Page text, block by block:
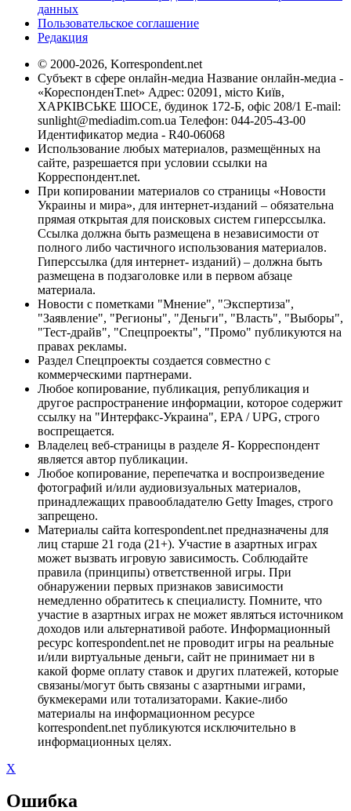
данных
Пользовательское соглашение
Редакция
© 2000-2026, Korrespondent.net
Субъект в сфере онлайн-медиа Название онлайн-медиа -
«КореспонденТ.net» Адрес: 02091, місто Київ,
ХАРКІВСЬКЕ ШОСЕ, будинок 172-Б, офіс 208/1 E-mail:
sunlight@mediadim.com.ua Телефон: 044-205-43-00
Идентификатор медиа - R40-06068
Использование любых материалов, размещённых на
сайте, разрешается при условии ссылки на
Корреспондент.net.
При копировании материалов со страницы «Новости
Украины и мира», для интернет-изданий – обязательна
прямая открытая для поисковых систем гиперссылка.
Ссылка должна быть размещена в независимости от
полного либо частичного использования материалов.
Гиперссылка (для интернет- изданий) – должна быть
размещена в подзаголовке или в первом абзаце
материала.
Новости с пометками "Мнение", "Экспертиза",
"Заявление", "Регионы", "Деньги", "Власть", "Выборы",
"Тест-драйв", "Спецпроекты", "Промо" публикуются на
правах рекламы.
Раздел Спецпроекты создается совместно с
коммерческими партнерами.
Любое копирование, публикация, републикация и
другое распространение информации, которое содержит
ссылку на "Интерфакс-Украина", EPA / UPG, строго
воспрещается.
Владелец веб-страницы в разделе Я- Корреспондент
является автор публикации.
Любое копирование, перепечатка и воспроизведение
фотографий и/или аудиовизуальных материалов,
принадлежащих правообладателю Getty Images, строго
запрещено.
Материалы сайта korrespondent.net предназначены для
лиц старше 21 года (21+). Участие в азартных играх
может вызвать игровую зависимость. Соблюдайте
правила (принципы) ответственной игры. При
обнаружении первых признаков зависимости
немедленно обратитесь к специалисту. Помните, что
участие в азартных играх не может являться источником
доходов или альтернативой работе. Информационный
ресурс korrespondent.net не проводит игры на реальные
и/или виртуальные деньги, сайт не принимает ни в
какой форме оплату ставок и других платежей, которые
связаны/могут быть связаны с азартными играми,
букмекерами или тотализаторами. Какие-либо
материалы на информационном ресурсе
korrespondent.net публикуются исключительно в
информационных целях.
X
Ошибка